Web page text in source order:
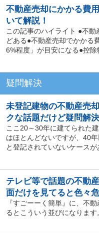
不動産売却にかかる費
いて解説！
この記事のハイライト ●不
どある●不動産売却でかかる
6%程度」が目安になる●控除
疑問解決
未登記建物の不動産売
クな話題だけど疑問解
ここ20～30年に建てられた
はほとんどないですが、40
と登記されていないケースが
テレビ等で話題の不動
面だけを見てると色々危
『すごーーく簡単』に、不
るとこういう並びになりま